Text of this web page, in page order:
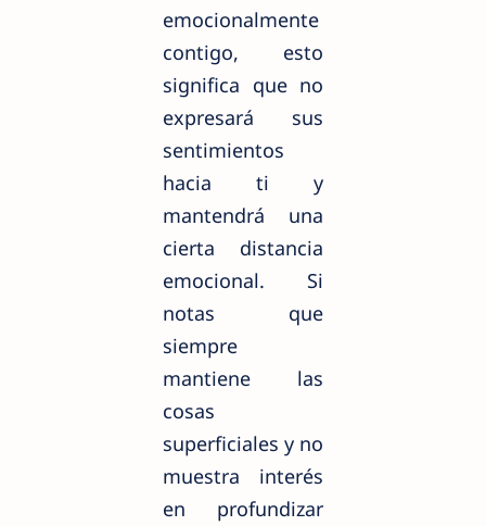
emocionalmente
contigo, esto
significa que no
expresará sus
sentimientos
hacia ti y
mantendrá una
cierta distancia
emocional. Si
notas que
siempre
mantiene las
cosas
superficiales y no
muestra interés
en profundizar